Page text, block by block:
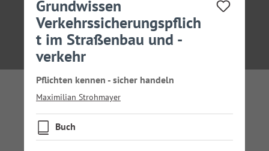
Grundwissen
Verkehrssicherungspflich
t im Straßenbau und -
verkehr
Pflichten kennen - sicher handeln
Maximilian Strohmayer
Buch